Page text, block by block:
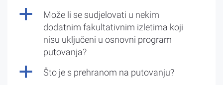
a
Može li se sudjelovati u nekim
dodatnim fakultativnim izletima koji
nisu uključeni u osnovni program
putovanja?
a Što je s prehranom na putovanju?